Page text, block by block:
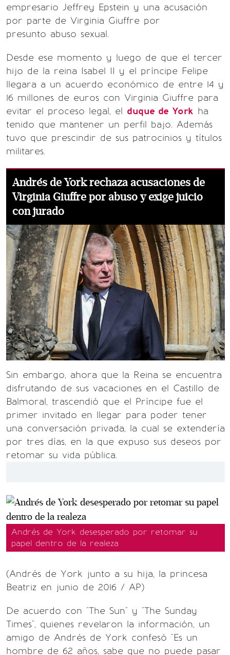
empresario Jeffrey Epstein y una acusación
por parte de Virginia Giuffre por
presunto abuso sexual.
Desde ese momento y luego de que el tercer
hijo de la reina Isabel II y el príncipe Felipe
llegara a un acuerdo económico de entre 14 y
16 millones de euros con Virginia Giuffre para
evitar el proceso legal, el duque de York ha
tenido que mantener un perfil bajo. Además
tuvo que prescindir de sus patrocinios y títulos
militares.
Andrés de York rechaza acusaciones de
Virginia Giuffre por abuso y exige juicio
con jurado
Sin embargo, ahora que la Reina se encuentra
disfrutando de sus vacaciones en el Castillo de
Balmoral, trascendió que el Príncipe fue el
primer invitado en llegar para poder tener
una conversación privada, la cual se extendería
por tres días, en la que expuso sus deseos por
retomar su vida pública.
Andrés de York desesperado por retomar su
papel dentro de la realeza
(Andrés de York junto a su hija, la princesa
Beatriz en junio de 2016 / AP)
De acuerdo con "The Sun" y "The Sunday
Times", quienes revelaron la información, un
amigo de Andrés de York confesó "Es un
hombre de 62 años, sabe que no puede pasar